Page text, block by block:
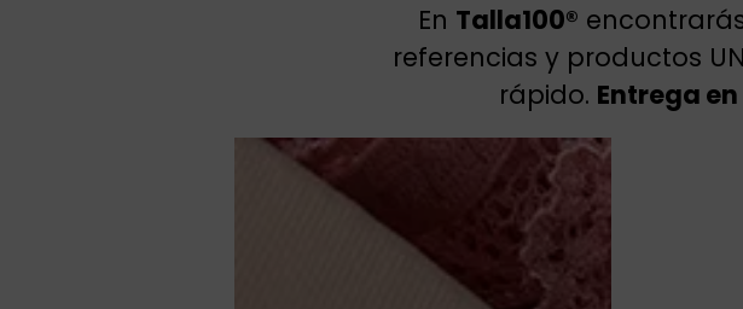
En Talla100®
referencias y productos
rápido. Entrega